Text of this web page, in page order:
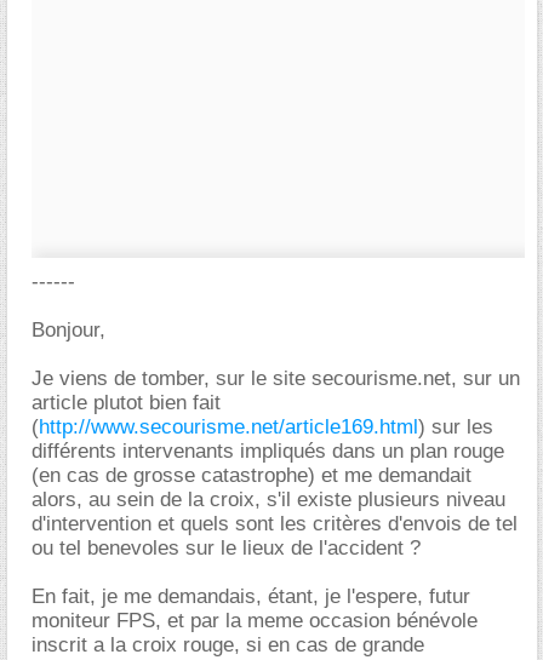
------
Bonjour,
Je viens de tomber, sur le site secourisme.net, sur un
article plutot bien fait
(http://www.secourisme.net/article169.html) sur les
différents intervenants impliqués dans un plan rouge
(en cas de grosse catastrophe) et me demandait
alors, au sein de la croix, s'il existe plusieurs niveau
d'intervention et quels sont les critères d'envois de tel
ou tel benevoles sur le lieux de l'accident ?
En fait, je me demandais, étant, je l'espere, futur
moniteur FPS, et par la meme occasion bénévole
inscrit a la croix rouge, si en cas de grande